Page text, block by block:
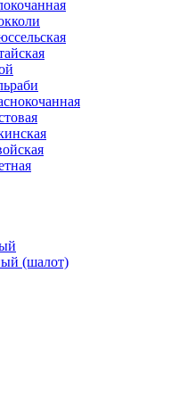
(шалот)